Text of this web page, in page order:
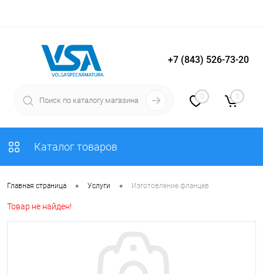
Вход Регистрация
+7 (843) 526-73-20
0 0
Каталог товаров
Главная страница • Услуги • Изготовление фланцев
Товар не найден!